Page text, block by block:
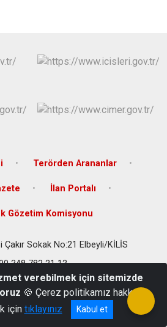
Terörden Arananlar
İlan Portalı
Gözetim Komisyonu
Çakır Sokak No:21 Elbeyli/KİLİS
348 782 21 13
verebilmek için sitemizde
🍪 Çerez politikamız hakkında
için tıklayınız Kabul et